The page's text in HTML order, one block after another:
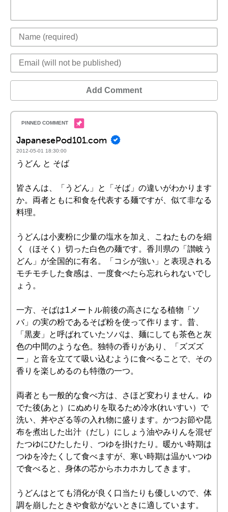
Add Comment
JapanesePod101.com
2012-05-01 18:30:00
うどん と そば
皆さんは、「うどん」と「そば」の違いがわかります
か。両者ともに和食を代表する麺ですが、似て非なる
料理。
うどんは小麦粉に少量の塩水を加え、こねたものを細
く（ほそく）切った白色の麺です。香川県の「讃岐う
どん」が全国的に有名。「コシが強い」と表現される
モチモチした食感は、一度食べたら忘れられないでし
ょう。
一方、そばは1メートル前後の高さになる植物「ソ
バ」の実の粉であるそば粉を使って作ります。昔、
「黒麦」と呼ばれていたソバは、麺にしても茶色と灰
色の中間のような色。独特の香りがあり、「ズズズ
ー」と音を立てて吸い込むように食べることで、その
香りを楽しめるのも特徴の一つ。
両者とも一般的な食べ方は、さほど変わりません。ゆ
でた後(あと）にぬめりを取るため冷水(れいすい）で
洗い、丼やざる等の入れ物に盛ります。かつお節や昆
布を煮出した出汁（だし）にしょう油やみりんを混ぜ
たつゆにひたしたり、つゆを掛けたり。暖かい時期は
つゆを冷たくして食べますが、寒い時期は温かいつゆ
で食べると、身体の芯からホカホカしてきます。
うどんはとても消化が良く口当たりも優しいので、体
調を崩したときや食欲がないときに適しています。